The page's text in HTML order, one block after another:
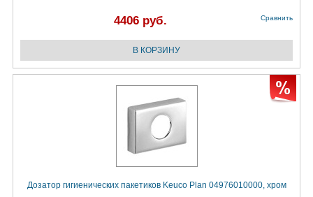
4406 руб. Сравнить
Дозатор гигиенических пакетиков Keuco Plan 04976010000, хром